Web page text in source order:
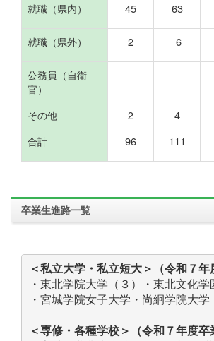
就職（県内） 45 63
就職（県外） 2 6
公務員（自衛
官）
その他
2 4
合計 96 111
卒業生進路一覧
＜私立大学・私立短大＞（令和７年
・東北学院大学（３）・東北文化
・宮城学院女子大学・尚絅学院大
＜専修・各種学校＞（令和７年度卒